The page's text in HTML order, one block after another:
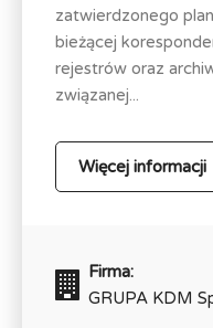
zatwierdzonego
bieżącej
rejestrów oraz
związanej...
Więcej informacji
Firma:
GRUPA KDM